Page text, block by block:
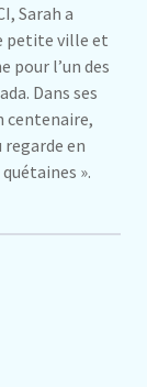
Sarah a
petite ville et
pour l’un des
Dans ses
centenaire,
regarde en
».